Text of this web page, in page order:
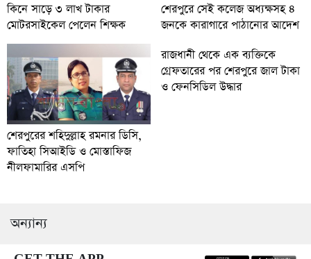
কিনে সাড়ে ৩ লাখ টাকার
মোটরসাইকেল পেলেন শিক্ষক
শেরপুরে সেই কলেজ অধ্যক্ষসহ ৪
জনকে কারাগারে পাঠানোর আদেশ
শেরপুরের শহিদুল্লাহ রমনার ডিসি,
ফাতিহা সিআইডি ও মোস্তাফিজ
নীলফামারির এসপি
রাজধানী থেকে এক ব্যক্তিকে
গ্রেফতারের পর শেরপুরে জাল টাকা
ও ফেনসিডিল উদ্ধার
অন্যান্য